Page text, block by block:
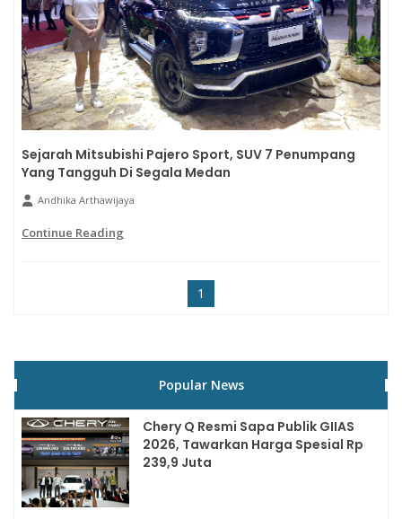
Sejarah Mitsubishi Pajero Sport, SUV 7 Penumpang
Yang Tangguh Di Segala Medan
Andhika Arthawijaya
Continue Reading
1
Popular News
Chery Q Resmi Sapa Publik GIIAS
2026, Tawarkan Harga Spesial Rp
239,9 Juta